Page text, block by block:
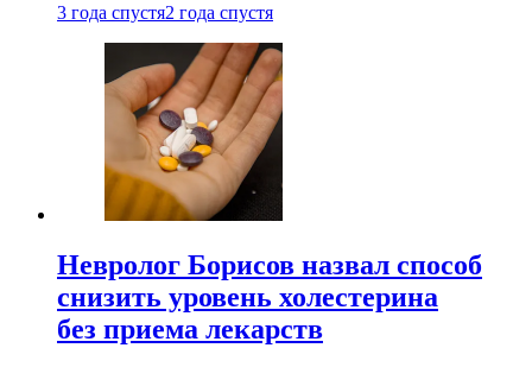
3 года спустя2 года спустя
Невролог Борисов назвал способ
снизить уровень холестерина
без приема лекарств